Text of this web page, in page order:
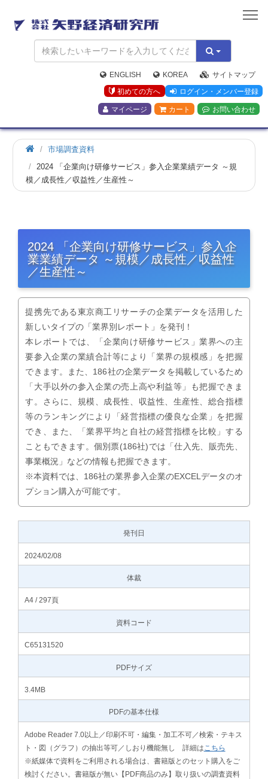
矢
野
経
済
研
究
所
ENGLISH KOREA
サイトマップ
初めての方へ
ログイン・メンバー登録
マイページ カート お問い合わせ
市場調査資料
2024 「企業向け研修サービス」参入企業業績データ ～規
模／成長性／収益性／生産性～
2024 「企業向け研修サービス」参入企
業業績データ ～規模／成長性／収益性
／生産性～
提携先である東京商工リサーチの企業データを活用した
新しいタイプの「業界別レポート」を発刊！
本レポートでは、「企業向け研修サービス」業界への主
要参入企業の業績合計等により「業界の規模感」を把握
できます。また、186社の企業データを掲載しているため
「大手以外の参入企業の売上高や利益等」も把握できま
す。さらに、規模、成長性、収益性、生産性、総合指標
等のランキングにより「経営指標の優良な企業」を把握
でき、また、「業界平均と自社の経営指標を比較」する
こともできます。個別票(186社)では「仕入先、販売先、
事業概況」などの情報も把握できます。
※本資料では、186社の業界参入企業のEXCELデータのオ
プション購入が可能です。
発刊日
2024/02/08
体裁
A4 / 297頁
資料コード
C65131520
PDFサイズ
3.4MB
PDFの基本仕様
Adobe Reader 7.0以上／印刷不可・編集・加工不可／検索・テキス
ト・図（グラフ）の抽出等可／しおり機能無し 詳細は こちら
※紙媒体で資料をご利用される場合は、書籍版とのセット購入をご
検討ください。書籍版が無い【PDF商品のみ】取り扱いの調査資料